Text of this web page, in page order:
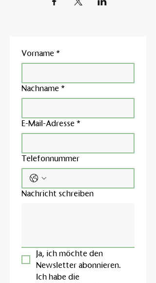
Vorname *
Nachname *
E-Mail-Adresse *
Telefonnummer
Nachricht schreiben
Ja, ich möchte den
Newsletter abonnieren.